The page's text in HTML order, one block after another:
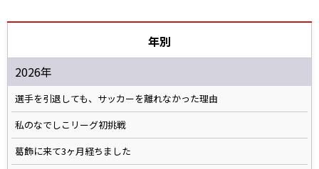
年別
2026年
選手を引退しても、サッカーを離れなかった理由
私のなでしこリーグ初挑戦
葛飾に来て3ヶ月経ちました